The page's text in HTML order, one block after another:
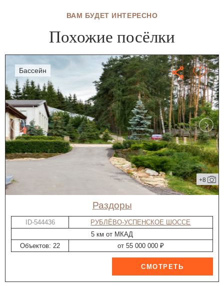
ВАМ БУДЕТ ИНТЕРЕСНО
Похожие посёлки
бассейн
+8
Раздоры
ID-544436
РУБЛЁВО-УСПЕНСКОЕ ШОССЕ
5 км от МКАД
Объектов: 22
от 55 000 000 ₽